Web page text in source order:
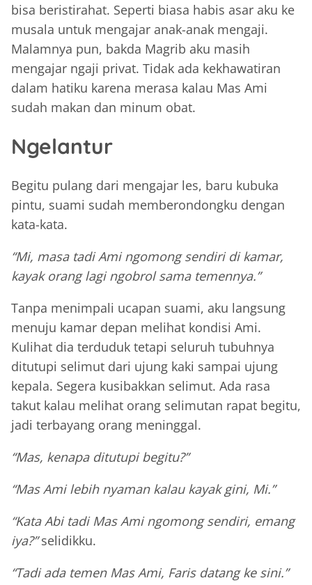
bisa beristirahat. Seperti biasa habis asar aku ke
musala untuk mengajar anak-anak mengaji.
Malamnya pun, bakda Magrib aku masih
mengajar ngaji privat. Tidak ada kekhawatiran
dalam hatiku karena merasa kalau Mas Ami
sudah makan dan minum obat.
Ngelantur
Begitu pulang dari mengajar les, baru kubuka
pintu, suami sudah memberondongku dengan
kata-kata.
“Mi, masa tadi Ami ngomong sendiri di kamar,
kayak orang lagi ngobrol sama temennya.”
Tanpa menimpali ucapan suami, aku langsung
menuju kamar depan melihat kondisi Ami.
Kulihat dia terduduk tetapi seluruh tubuhnya
ditutupi selimut dari ujung kaki sampai ujung
kepala. Segera kusibakkan selimut. Ada rasa
takut kalau melihat orang selimutan rapat begitu,
jadi terbayang orang meninggal.
“Mas, kenapa ditutupi begitu?”
“Mas Ami lebih nyaman kalau kayak gini, Mi.”
“Kata Abi tadi Mas Ami ngomong sendiri, emang
iya?”selidikku.
“Tadi ada temen Mas Ami, Faris datang ke sini.”